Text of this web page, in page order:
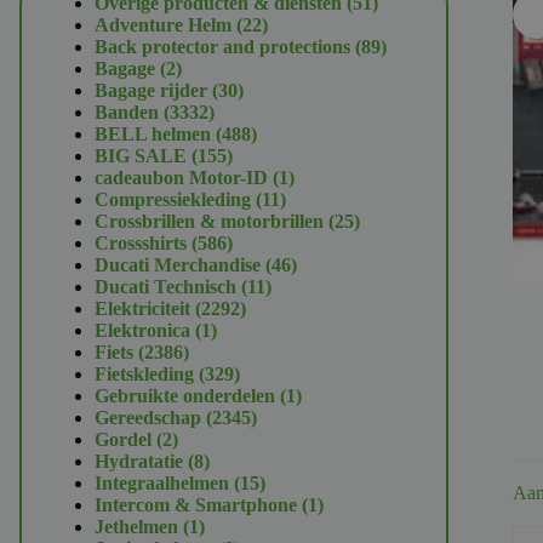
Adventure Helm 2222
producten
Back protector and protections 8989
Bagage 22
producten
Bagage rijder 3030
Banden 33323332
producten
BELL helmen 488488
BIG SALE 155155
producten
cadeaubon Motor-ID 11
Compressiekleding 1111
producten
Crossbrillen & motorbrillen 2525
Crossshirts 586586
producten
Ducati Merchandise 4646
Ducati Technisch 1111
Elektriciteit 22922292
Elektronica 11
Fiets 23862386
producten
Fietskleding 329329
producten
Gebruikte onderdelen 11
Gereedschap 23452345
Gordel 22
producten
Hydratatie 88
producten
Integraalhelmen 1515
producten
Intercom & Smartphone 11
Jethelmen 11